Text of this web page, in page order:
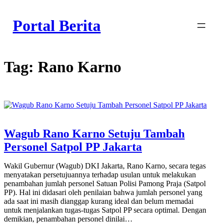
content
Portal Berita
Tag: Rano Karno
Wagub Rano Karno Setuju Tambah
Personel Satpol PP Jakarta
Wakil Gubernur (Wagub) DKI Jakarta, Rano Karno, secara tegas
menyatakan persetujuannya terhadap usulan untuk melakukan
penambahan jumlah personel Satuan Polisi Pamong Praja (Satpol
PP). Hal ini didasari oleh penilaian bahwa jumlah personel yang
ada saat ini masih dianggap kurang ideal dan belum memadai
untuk menjalankan tugas-tugas Satpol PP secara optimal. Dengan
demikian, penambahan personel dinilai…